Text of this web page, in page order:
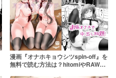
漫画『オナホキョウシツspin-off』を
無料で読む方法は？hitomiやRAWは